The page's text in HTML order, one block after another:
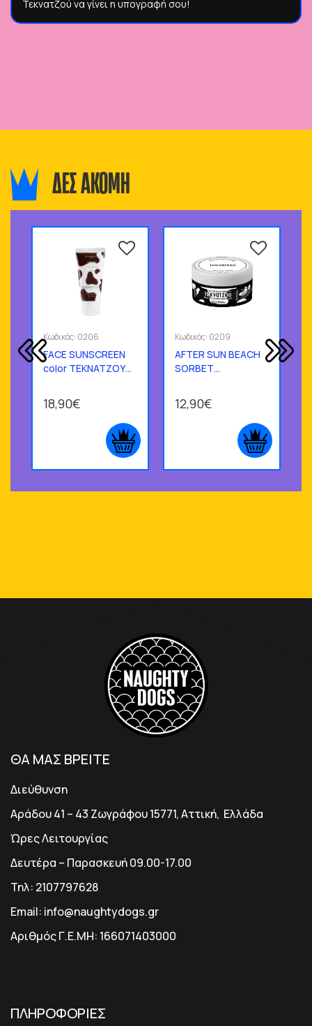
Τεκνατζού να γίνει η υπογραφή σου!
ΔΕΣ ΑΚΟΜΗ
Κωδικός: 0206
FACE SUNSCREEN
color ΤΕΚΝΑΤΖΟΥ
18,90€
Κωδικός: 0209
AFTER SUN BEACH
SORBET
12,90€
ΘΑ ΜΑΣ ΒΡΕΙΤΕ
Διεύθυνση
Αράδου 41 – 43 Ζωγράφου 15771, Αττική, Ελλάδα
Ώρες Λειτουργίας
Δευτέρα – Παρασκευή 09.00-17.00
Τηλ: 2107797628
Email: info@naughtydogs.gr
Αριθμός Γ.Ε.ΜΗ: 166071403000
ΠΛΗΡΟΦΟΡΙΕΣ